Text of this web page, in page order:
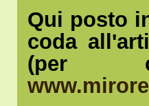
Qui posto
coda
(per